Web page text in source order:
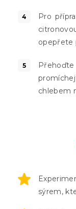
Pro
opepřete
chlebem
sýrem,